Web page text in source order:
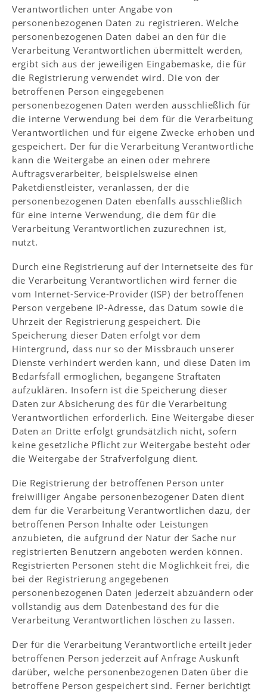
Verantwortlichen unter Angabe von
personenbezogenen Daten zu registrieren. Welche
personenbezogenen Daten dabei an den für die
Verarbeitung Verantwortlichen übermittelt werden,
ergibt sich aus der jeweiligen Eingabemaske, die für
die Registrierung verwendet wird. Die von der
betroffenen Person eingegebenen
personenbezogenen Daten werden ausschließlich für
die interne Verwendung bei dem für die Verarbeitung
Verantwortlichen und für eigene Zwecke erhoben und
gespeichert. Der für die Verarbeitung Verantwortliche
kann die Weitergabe an einen oder mehrere
Auftragsverarbeiter, beispielsweise einen
Paketdienstleister, veranlassen, der die
personenbezogenen Daten ebenfalls ausschließlich
für eine interne Verwendung, die dem für die
Verarbeitung Verantwortlichen zuzurechnen ist,
nutzt.
Durch eine Registrierung auf der Internetseite des für
die Verarbeitung Verantwortlichen wird ferner die
vom Internet-Service-Provider (ISP) der betroffenen
Person vergebene IP-Adresse, das Datum sowie die
Uhrzeit der Registrierung gespeichert. Die
Speicherung dieser Daten erfolgt vor dem
Hintergrund, dass nur so der Missbrauch unserer
Dienste verhindert werden kann, und diese Daten im
Bedarfsfall ermöglichen, begangene Straftaten
aufzuklären. Insofern ist die Speicherung dieser
Daten zur Absicherung des für die Verarbeitung
Verantwortlichen erforderlich. Eine Weitergabe dieser
Daten an Dritte erfolgt grundsätzlich nicht, sofern
keine gesetzliche Pflicht zur Weitergabe besteht oder
die Weitergabe der Strafverfolgung dient.
Die Registrierung der betroffenen Person unter
freiwilliger Angabe personenbezogener Daten dient
dem für die Verarbeitung Verantwortlichen dazu, der
betroffenen Person Inhalte oder Leistungen
anzubieten, die aufgrund der Natur der Sache nur
registrierten Benutzern angeboten werden können.
Registrierten Personen steht die Möglichkeit frei, die
bei der Registrierung angegebenen
personenbezogenen Daten jederzeit abzuändern oder
vollständig aus dem Datenbestand des für die
Verarbeitung Verantwortlichen löschen zu lassen.
Der für die Verarbeitung Verantwortliche erteilt jeder
betroffenen Person jederzeit auf Anfrage Auskunft
darüber, welche personenbezogenen Daten über die
betroffene Person gespeichert sind. Ferner berichtigt